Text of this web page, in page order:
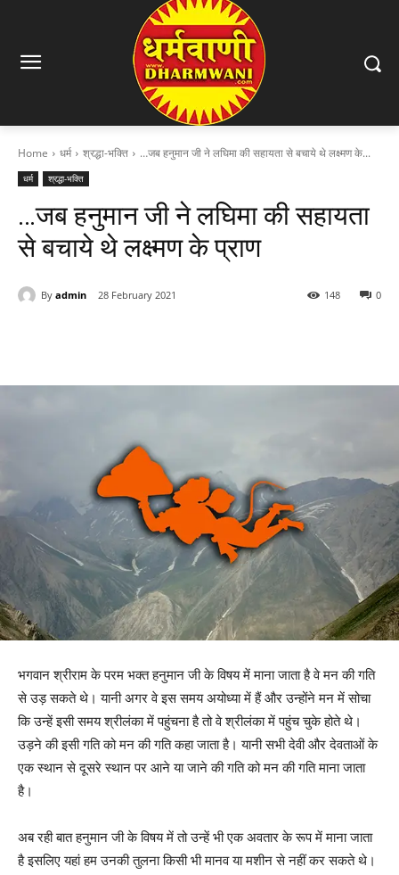
Home धर्म श्रद्धा-भक्ति …जब हनुमान जी ने लघिमा की सहायता से बचाये थे लक्ष्मण के...
धर्म श्रद्धा-भक्ति
…जब हनुमान जी ने लघिमा की सहायता
से बचाये थे लक्ष्मण के प्राण
By admin 28 February 2021 0
148
भगवान श्रीराम के परम भक्त हनुमान जी के विषय में माना जाता है वे मन की गति
से उड़ सकते थे। यानी अगर वे इस समय अयोध्या में हैं और उन्होंने मन में सोचा
कि उन्हें इसी समय श्रीलंका में पहुंचना है तो वे श्रीलंका में पहुंच चुके होते थे।
उड़ने की इसी गति को मन की गति कहा जाता है। यानी सभी देवी और देवताओं के
एक स्थान से दूसरे स्थान पर आने या जाने की गति को मन की गति माना जाता
है।
अब रही बात हनुमान जी के विषय में तो उन्हें भी एक अवतार के रूप में माना जाता
है इसलिए यहां हम उनकी तुलना किसी भी मानव या मशीन से नहीं कर सकते थे।